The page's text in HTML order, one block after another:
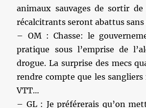
animaux sauvages de sortir de
récalcitrants seront abattus
– OM : Chasse: le
pratique sous l’emprise de
drogue. La surprise des mecs
rendre compte que les
VTT…
– GL : Je préférerais qu’on